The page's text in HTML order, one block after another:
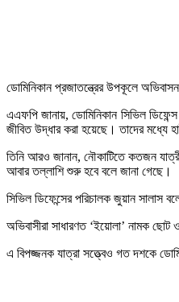
ডোমিনিকান প্রজাতন্ত্রের উপকূলে
এএফপি জানায়, ডোমিনিকান সিভিল
জীবিত উদ্ধার করা হয়েছে। তাদের মধ্যে
তিনি আরও জানান, নৌকাটিতে কতজন
আবার তল্লাশি শুরু হবে বলে জানা গেছে।
সিভিল ডিফেন্সের পরিচালক জুয়ান সালাস
অভিবাসীরা সাধারণত ‘ইয়োলা’ নামক
এ বিপজ্জনক যাত্রা সত্ত্বেও গত দশকে